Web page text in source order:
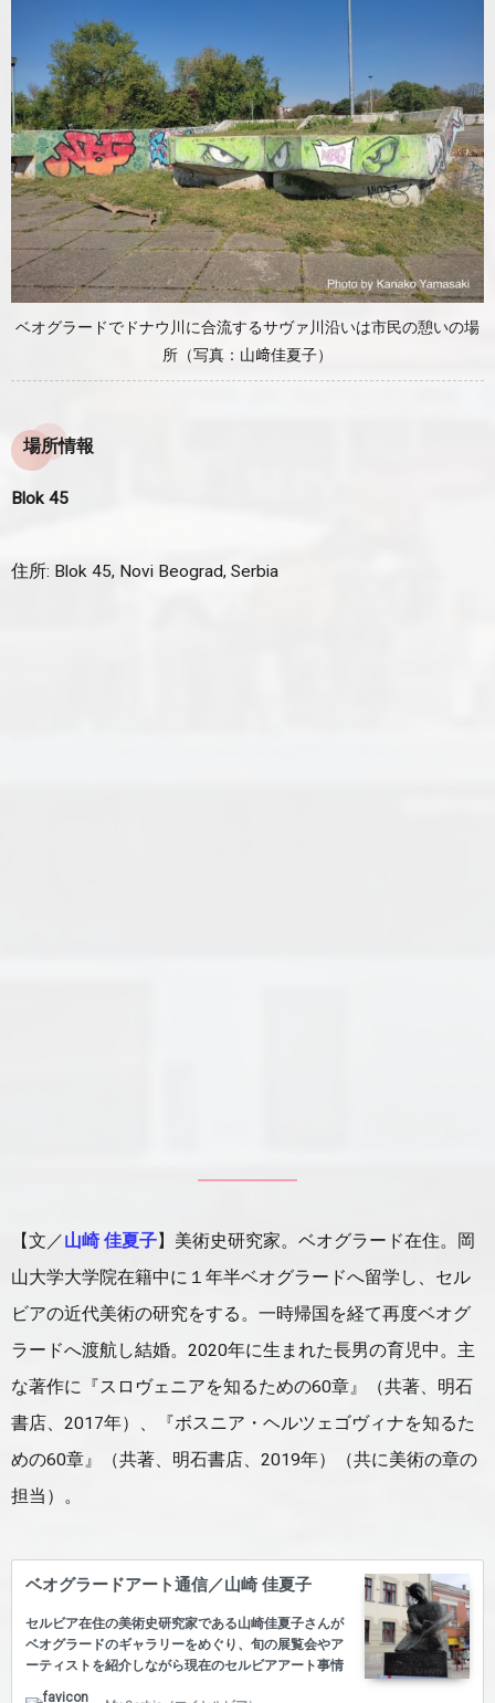
ベオグラードでドナウ川に合流するサヴァ川沿いは市民の憩いの場
所（写真：山﨑佳夏子）
場所情報
Blok 45
住所: Blok 45, Novi Beograd, Serbia
【文／山崎 佳夏子】美術史研究家。ベオグラード在住。岡
山大学大学院在籍中に１年半ベオグラードへ留学し、セル
ビアの近代美術の研究をする。一時帰国を経て再度ベオグ
ラードへ渡航し結婚。2020年に生まれた長男の育児中。主
な著作に『スロヴェニアを知るための60章』（共著、明石
書店、2017年）、『ボスニア・ヘルツェゴヴィナを知るた
めの60章』（共著、明石書店、2019年）（共に美術の章の
担当）。
ベオグラードアート通信／山崎 佳夏子
セルビア在住の美術史研究家である山崎佳夏子さんが
ベオグラードのギャラリーをめぐり、旬の展覧会やア
ーティストを紹介しながら現在のセルビアアート事情
を独自の視点で語ります。 【第12回】アルパド・プ